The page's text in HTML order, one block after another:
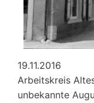
19.11.2016
Arbeitskreis
unbekannte